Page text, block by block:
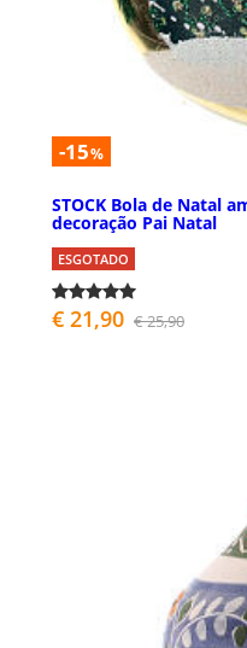
-15%
STOCK Bola de Natal
decoração Pai Natal
ESGOTADO
€ 21,90 € 25,90